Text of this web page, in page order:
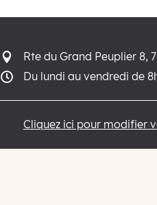
 Rte du Grand Peuplier 8,
 Du lundi au vendredi de
Cliquez ici pour modifier